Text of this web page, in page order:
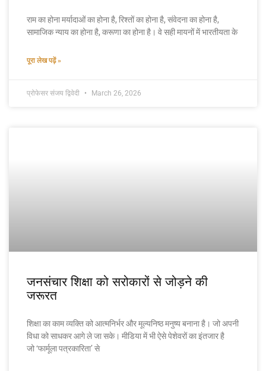
राम का होना मर्यादाओं का होना है, रिश्तों का होना है, संवेदना का होना है,
सामाजिक न्याय का होना है, करूणा का होना है। वे सही मायनों में भारतीयता के
पूरा लेख पढ़ें »
प्रोफेसर संजय द्विवेदी March 26, 2026
जनसंचार शिक्षा को सरोकारों से जोड़ने की
जरूरत
शिक्षा का काम व्यक्ति को आत्मनिर्भर और मूल्यनिष्ठ मनुष्य बनाना है। जो अपनी
विधा को साधकर आगे ले जा सके। मीडिया में भी ऐसे पेशेवरों का इंतजार है
जो ‘फार्मूला पत्रकारिता’ से